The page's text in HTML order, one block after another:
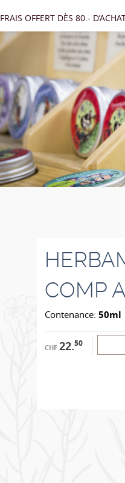
FRAIS OFFERT DÈS 80.-
COMP
Contenance: 50ml
CHF 22.50